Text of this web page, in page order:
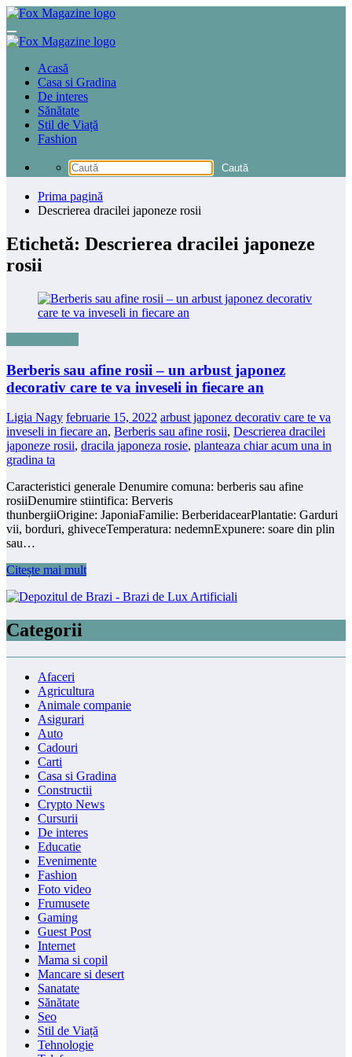
Sari
conținut
Acasă
Casa si Gradina
De interes
Sănătate
Stil de Viață
Fashion
Prima pagină
Descrierea dracilei japoneze rosii
Etichetă: Descrierea dracilei japoneze
rosii
Berberis sau afine rosii – un arbust japonez
decorativ care te va inveseli in fiecare an
Ligia Nagy februarie 15, 2022 arbust japonez decorativ care te va
inveseli in fiecare an, Berberis sau afine rosii, Descrierea dracilei
japoneze rosii, dracila japoneza rosie, planteaza chiar acum una in
gradina ta
Caracteristici generale Denumire comuna: berberis sau afine
rosiiDenumire stiintifica: Berveris
thunbergiiOrigine: JaponiaFamilie: BerberidacearPlantatie: Garduri
vii, borduri, ghiveceTemperatura: nedemnExpunere: soare din plin
sau…
Citește mai mult
Categorii
Afaceri
Agricultura
Animale companie
Asigurari
Auto
Cadouri
Carti
Casa si Gradina
Constructii
Crypto News
Cursurii
De interes
Educatie
Evenimente
Fashion
Foto video
Frumusete
Gaming
Guest Post
Internet
Mama si copil
Mancare si desert
Sanatate
Sănătate
Seo
Stil de Viață
Tehnologie